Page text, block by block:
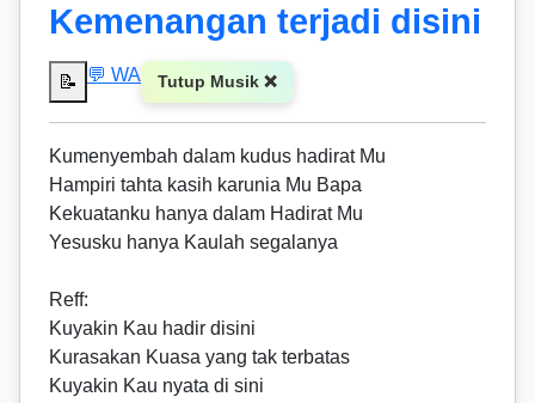
Kemenangan terjadi disini
📝 💬 WA Tutup Musik ❌
Kumenyembah dalam kudus hadirat Mu
Hampiri tahta kasih karunia Mu Bapa
Kekuatanku hanya dalam Hadirat Mu
Yesusku hanya Kaulah segalanya
Reff:
Kuyakin Kau hadir disini
Kurasakan Kuasa yang tak terbatas
Kuyakin Kau nyata di sini